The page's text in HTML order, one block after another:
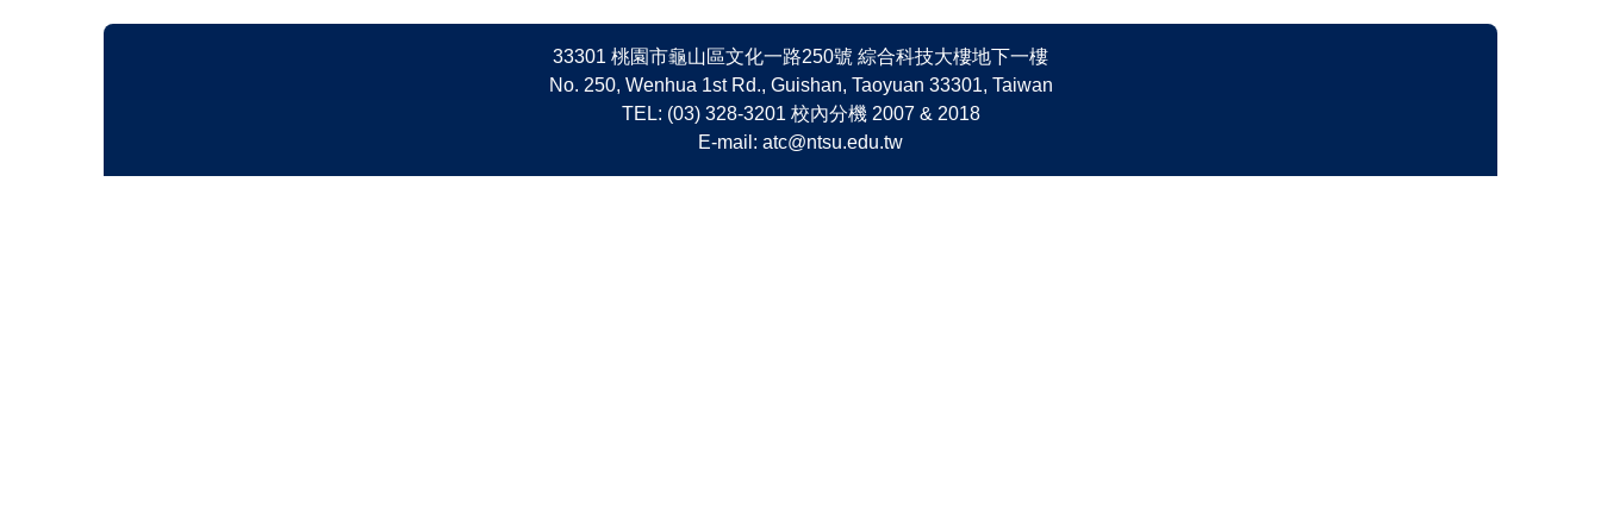
33301 桃園市龜山區文化一路250號 綜合科技大樓地下一樓
No. 250, Wenhua 1st Rd., Guishan, Taoyuan 33301, Taiwan
TEL: (03) 328-3201 校內分機 2007 & 2018
E-mail: atc@ntsu.edu.tw